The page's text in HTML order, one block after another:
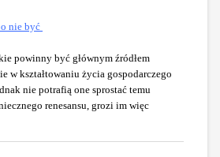
nie być
powinny być głównym źródłem
w kształtowaniu życia gospodarczego
nie potrafią one sprostać temu
renesansu, grozi im więc